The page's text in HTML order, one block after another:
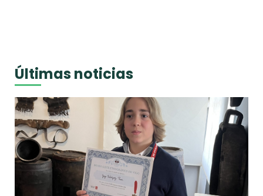
Últimas noticias